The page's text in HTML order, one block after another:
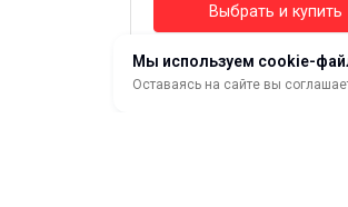
Мы используем cookie-
Оставаясь на сайте вы
Выбрать и купить